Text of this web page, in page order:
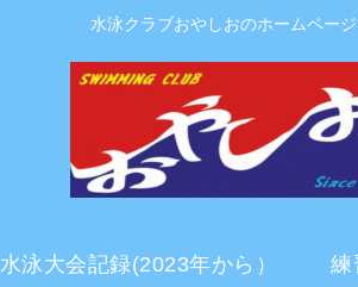
水泳クラブおやしおのホームページ
水泳大会記録(2023年から） 練